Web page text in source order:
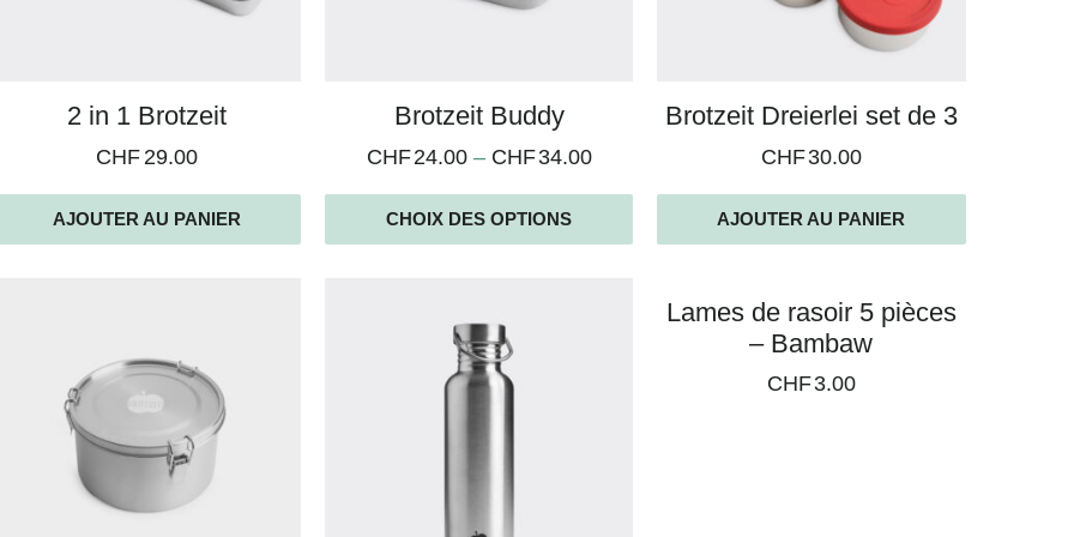
2 in 1 Brotzeit
CHF 29.00
AJOUTER AU PANIER
Brotzeit Buddy
CHF24.00– CHF34.00
CHOIX DES OPTIONS
Brotzeit Dreierlei set de 3
CHF30.00
AJOUTER AU PANIER
Lames de rasoir 5 pièces
– Bambaw
CHF3.00